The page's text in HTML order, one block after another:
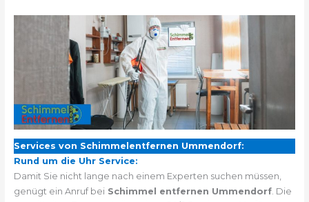
Services von Schimmelentfernen Ummendorf:
Rund um die Uhr Service:
Damit Sie nicht lange nach einem Experten suchen müssen,
genügt ein Anruf bei Schimmel entfernen Ummendorf. Die